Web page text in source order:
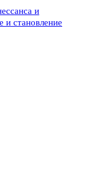
и
и становление